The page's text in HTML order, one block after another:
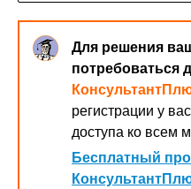
Для решения
потребоваться
регистрации у
доступа ко всем
Бесплатный